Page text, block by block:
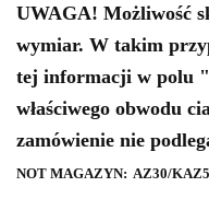
UWAGA! Możliwość
wymiar. W takim
tej informacji w polu
właściwego obwodu
zamówienie nie
NOT MAGAZYN: AZ30/